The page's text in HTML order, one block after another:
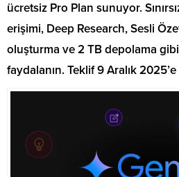
ücretsiz Pro Plan sunuyor.
erişimi, Deep Research, Sesli
oluşturma ve 2 TB depolama
faydalanın. Teklif 9 Aralık